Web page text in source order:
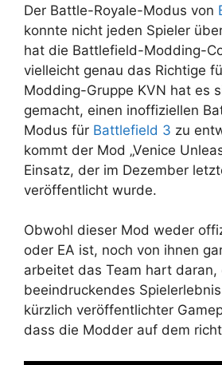
Der Battle-Royale-Modus von
konnte nicht jeden Spieler
hat die Battlefield-Modding-
vielleicht genau das Richtige
Modding-Gruppe KVN hat es
gemacht, einen inoffiziellen
Modus für Battlefield 3 zu
kommt der Mod „Venice
Einsatz, der im Dezember
veröffentlicht wurde.
Obwohl dieser Mod weder
oder EA ist, noch von ihnen
arbeitet das Team hart daran,
beeindruckendes
kürzlich veröffentlichter
dass die Modder auf dem